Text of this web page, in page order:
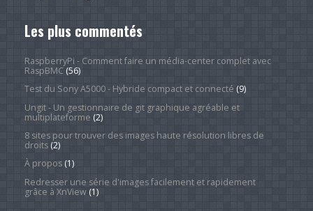
Les plus commentés
RaspberryPi - Comment faire un média-center complet avec
RaspBMC(56)
Test du Sony A5000 - Hybride compact et connecté (9)
Ungit - Un gestionnaire de git graphique agréable et
multiplateforme (2)
8 sites pour trouver des images haute résolution libres de
droits(2)
À propos(1)
Redresser une série d'images facilement et rapidement
grâce à XnView(1)